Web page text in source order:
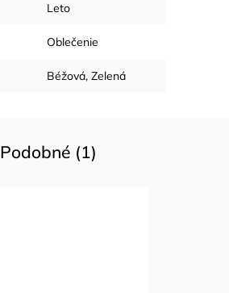
Leto
Oblečenie
Béžová, Zelená
Podobné (1)